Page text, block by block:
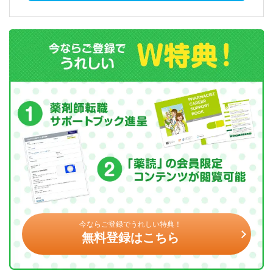
今ならご登録でうれしい特典！
無料登録はこちら